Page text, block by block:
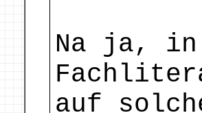
Na ja, in
auf